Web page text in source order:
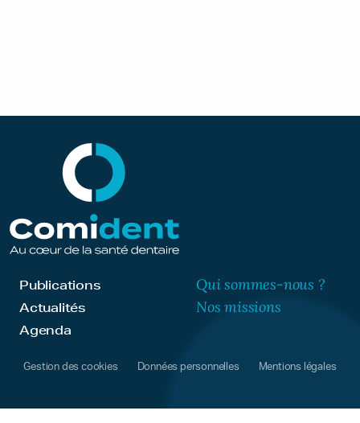
Publications
Actualités
Agenda
Qui sommes-nous ?
Nos missions
Gestion des cookies Données personnelles Mentions légales